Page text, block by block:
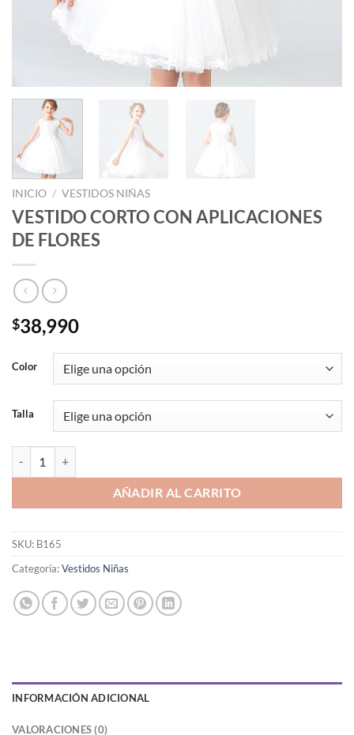
INICIO / VESTIDOS NIÑAS
VESTIDO CORTO CON APLICACIONES
DE FLORES
$38,990
Color
Talla
AÑADIR AL CARRITO
SKU: B165
Categoría:Vestidos Niñas
INFORMACIÓN ADICIONAL
VALORACIONES (0)